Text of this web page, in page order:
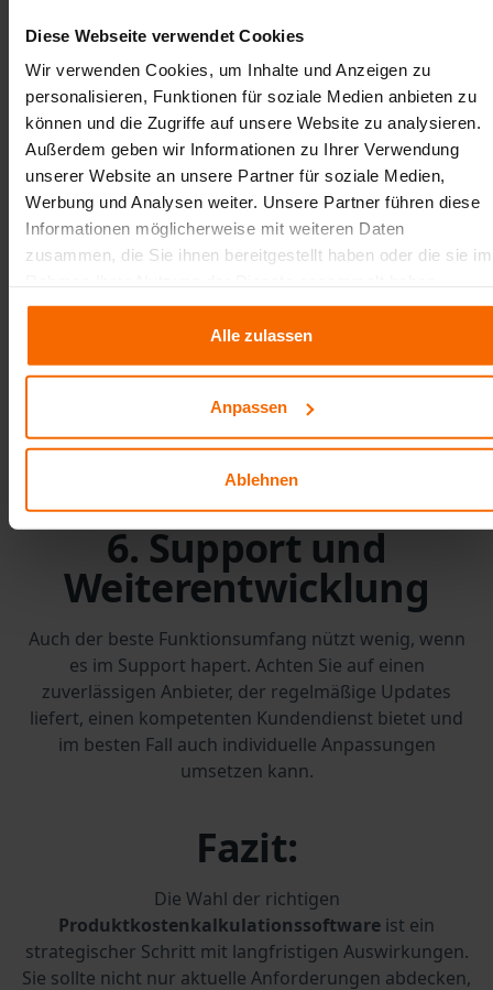
Diese Webseite verwendet Cookies
Wir verwenden Cookies, um Inhalte und Anzeigen zu
personalisieren, Funktionen für soziale Medien anbieten zu
können und die Zugriffe auf unsere Website zu analysieren.
Außerdem geben wir Informationen zu Ihrer Verwendung
unserer Website an unsere Partner für soziale Medien,
Werbung und Analysen weiter. Unsere Partner führen diese
Informationen möglicherweise mit weiteren Daten
zusammen, die Sie ihnen bereitgestellt haben oder die sie im
Alle zulassen
Anpassen
Ablehnen
Mit Hilfe von "Was-wäre-wenn"-Analysen lassen sich
Entscheidungen faktenbasiert treffen.
5. Cloud oder On-
Premises – die richtige
IT-Strategie
cloudbasierte Lösung einsetzen möchten – moderne
Tools bieten beide Optionen. Cloudlösungen punkten
mit einfacher Skalierbarkeit und geringem
mehr Kontrolle und Datensicherheit bieten. Die
Entscheidung hängt von Ihrer IT-Strategie und den
unternehmensspezifischen Anforderungen ab.
6. Support und
Weiterentwicklung
Auch der beste Funktionsumfang nützt wenig, wenn
es im Support hapert. Achten Sie auf einen
zuverlässigen Anbieter, der regelmäßige Updates
liefert, einen kompetenten Kundendienst bietet und
im besten Fall auch individuelle Anpassungen
umsetzen kann.
Fazit:
Die Wahl der richtigen
Produktkostenkalkulationssoftware ist ein
strategischer Schritt mit langfristigen Auswirkungen.
Sie sollte nicht nur aktuelle Anforderungen abdecken,